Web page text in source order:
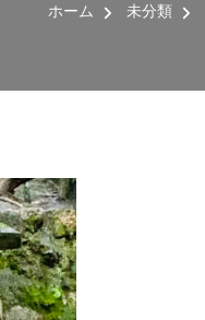
ホーム 未分類